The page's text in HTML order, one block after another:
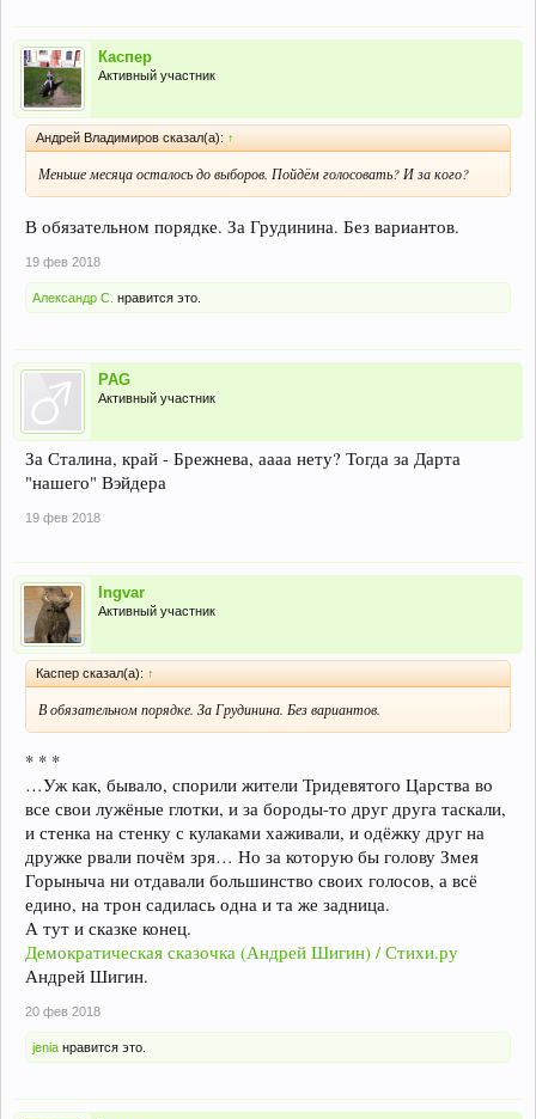
Каспер
Активный участник
Андрей Владимиров сказал(а): ↑
Меньше месяца осталось до выборов. Пойдём голосовать? И за кого?
В обязательном порядке. За Грудинина. Без вариантов.
19 фев 2018
Александр С. нравится это.
PAG
Активный участник
За Сталина, край - Брежнева, аааа нету? Тогда за Дарта
"нашего" Вэйдера
19 фев 2018
Ingvar
Активный участник
Каспер сказал(а): ↑
В обязательном порядке. За Грудинина. Без вариантов.
* * *
…Уж как, бывало, спорили жители Тридевятого Царства во
все свои лужёные глотки, и за бороды-то друг друга таскали,
и стенка на стенку с кулаками хаживали, и одёжку друг на
дружке рвали почём зря… Но за которую бы голову Змея
Горыныча ни отдавали большинство своих голосов, а всё
едино, на трон садилась одна и та же задница.
А тут и сказке конец.
Демократическая сказочка (Андрей Шигин) / Стихи.ру
Андрей Шигин.
20 фев 2018
jenia нравится это.